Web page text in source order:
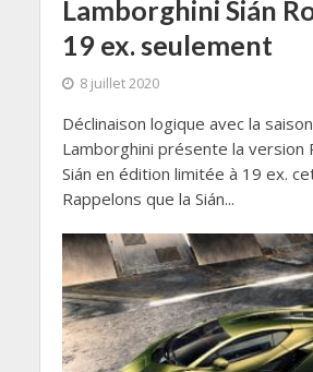
Lamborghini Sián
19 ex. seulement
8 juillet 2020
Déclinaison logique avec la
Lamborghini présente la version
Sián en édition limitée à 19 ex.
Rappelons que la Sián...